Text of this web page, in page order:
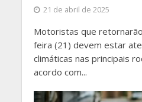
21 de abril de 2025
Motoristas que
feira (21) devem estar
climáticas nas principais
acordo com...